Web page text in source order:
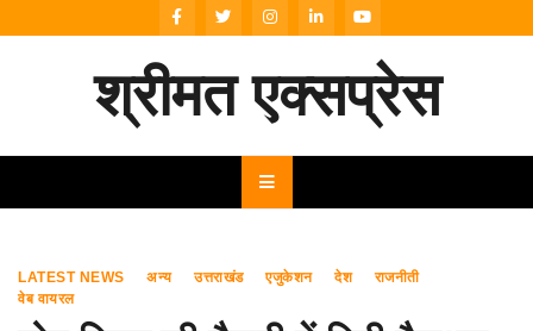
to
श्रीमत एक्सप्रेस
LATEST NEWS अन्य उत्तराखंड एजुकेशन देश
राजनीती
वेब वायरल